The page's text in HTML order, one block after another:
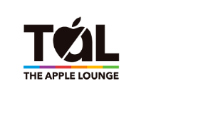
contenuto